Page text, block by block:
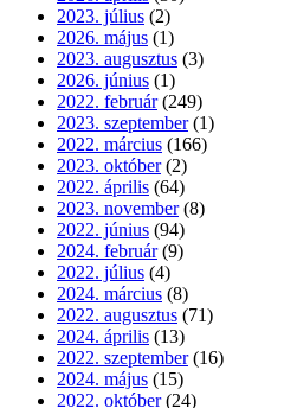
2023. július (2)
2026. május (1)
2023. augusztus (3)
2026. június (1)
2022. február (249)
2023. szeptember (1)
2022. március (166)
2023. október (2)
2022. április (64)
2023. november (8)
2022. június (94)
2024. február (9)
2022. július (4)
2024. március (8)
2022. augusztus (71)
2024. április (13)
2022. szeptember (16)
2024. május (15)
2022. október (24)